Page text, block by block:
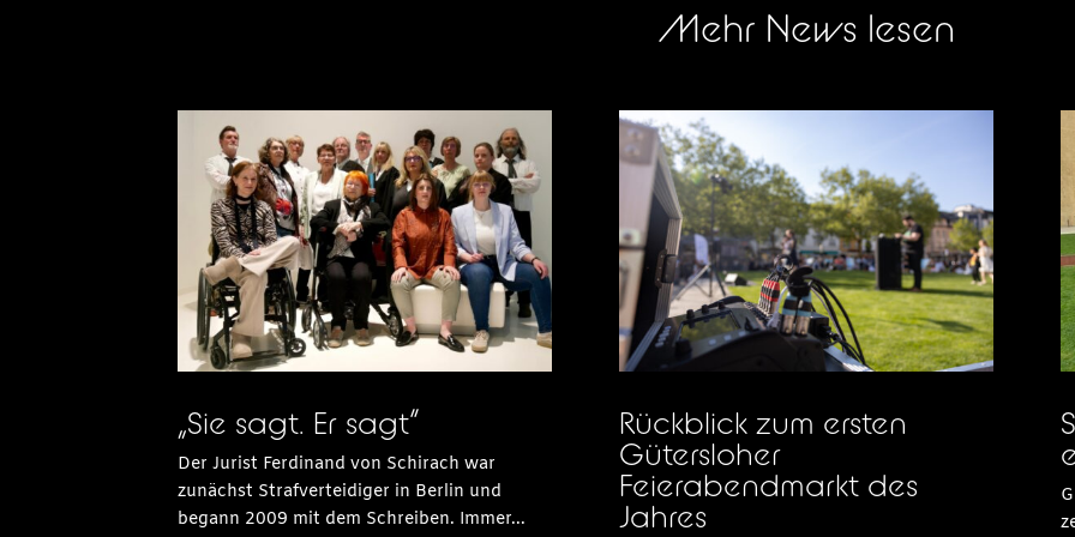
Mehr News lesen
„Sie sagt. Er sagt“
Der Jurist Ferdinand von Schirach war
zunächst Strafverteidiger in Berlin und
begann 2009 mit dem Schreiben. Immer...
Rückblick zum ersten
Gütersloher
Feierabendmarkt des
Jahres